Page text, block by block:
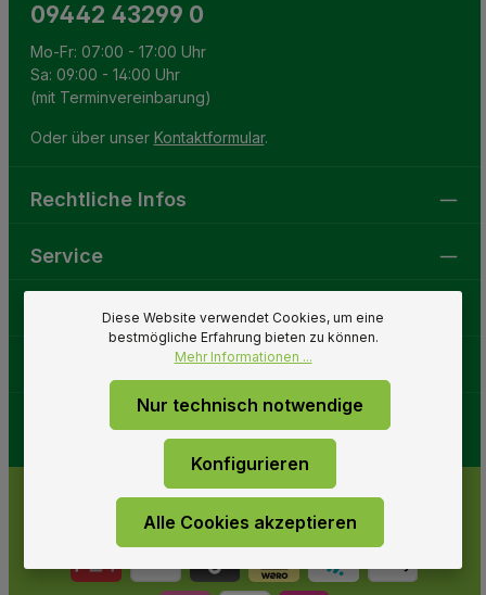
09442 43299 0
Mo-Fr: 07:00 - 17:00 Uhr
Sa: 09:00 - 14:00 Uhr
(mit Terminvereinbarung)
Oder über unser Kontaktformular.
Rechtliche Infos
Service
GartenweltDiese Website verwendet Cookies, um eine
bestmögliche Erfahrung bieten zu können.
Mehr Informationen ...
Nur technisch notwendige
Konfigurieren
Alle Cookies akzeptieren